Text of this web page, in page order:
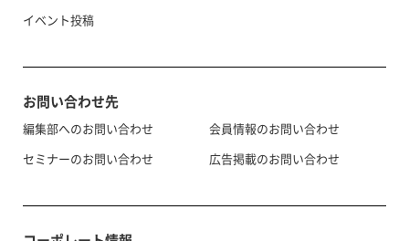
イベント投稿
お問い合わせ先
編集部へのお問い合わせ
セミナーのお問い合わせ
会員情報のお問い合わせ
広告掲載のお問い合わせ